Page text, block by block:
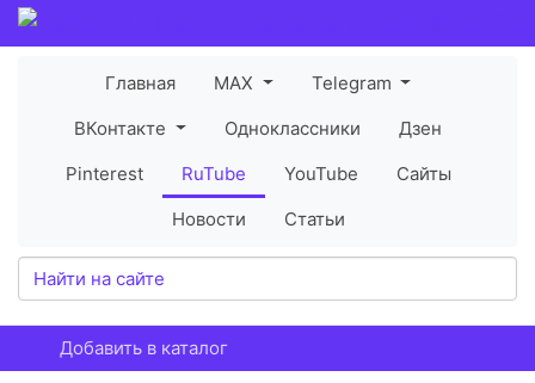
Главная MAX
Telegram
ВКонтакте
Одноклассники
Дзен
Pinterest
RuTube YouTube
Сайты
Новости
Статьи
Добавить в каталог